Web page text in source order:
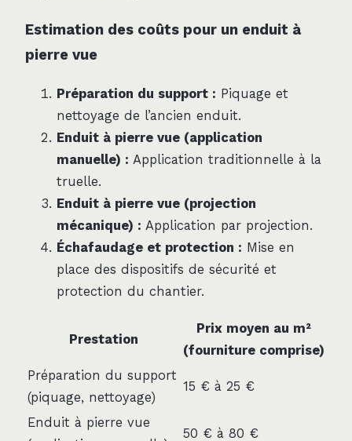
Estimation des coûts pour un enduit à
pierre vue
Préparation du support : Piquage et
nettoyage de l’ancien enduit.
Enduit à pierre vue (application
manuelle) : Application traditionnelle à la
truelle.
Enduit à pierre vue (projection
mécanique) : Application par projection.
Échafaudage et protection : Mise en
place des dispositifs de sécurité et
protection du chantier.
Prestation
Prix moyen au m²
(fourniture comprise)
Préparation du support
(piquage, nettoyage)
15 € à 25 €
Enduit à pierre vue
50 € à 80 €